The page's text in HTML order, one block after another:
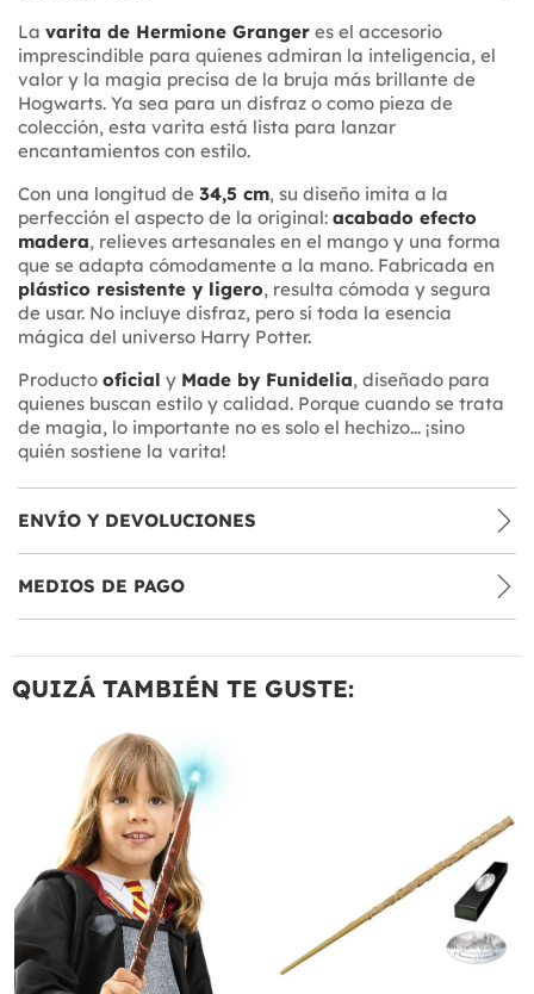
La varita de Hermione Granger es el accesorio
imprescindible para quienes admiran la inteligencia, el
valor y la magia precisa de la bruja más brillante de
Hogwarts. Ya sea para un disfraz o como pieza de
colección, esta varita está lista para lanzar
encantamientos con estilo.
Con una longitud de 34,5 cm, su diseño imita a la
perfección el aspecto de la original: acabado efecto
madera, relieves artesanales en el mango y una forma
que se adapta cómodamente a la mano. Fabricada en
plástico resistente y ligero, resulta cómoda y segura
de usar. No incluye disfraz, pero sí toda la esencia
mágica del universo Harry Potter.
Producto oficial y Made by Funidelia, diseñado para
quienes buscan estilo y calidad. Porque cuando se trata
de magia, lo importante no es solo el hechizo... ¡sino
quién sostiene la varita!
ENVÍO Y DEVOLUCIONES
MEDIOS DE PAGO
QUIZÁ TAMBIÉN TE GUSTE: